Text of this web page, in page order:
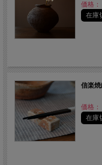
価格：
在庫
信楽
価格：
在庫